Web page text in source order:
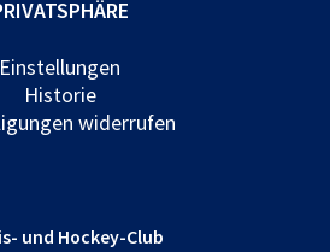
Einstellungen
Historie
widerrufen
und Hockey-Club